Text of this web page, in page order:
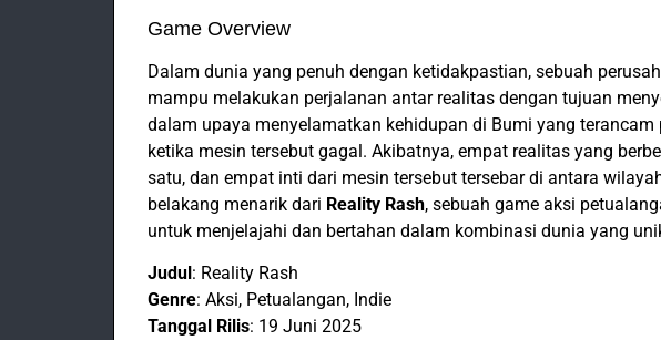
Game Overview
Dalam dunia yang penuh dengan ketidakpastian, sebuah
mampu melakukan perjalanan antar realitas dengan tujuan
dalam upaya menyelamatkan kehidupan di Bumi yang terancam
ketika mesin tersebut gagal. Akibatnya, empat realitas yang
satu, dan empat inti dari mesin tersebut tersebar di antara
belakang menarik dari Reality Rash, sebuah game aksi
untuk menjelajahi dan bertahan dalam kombinasi dunia yang
Judul : Reality Rash
Genre: Aksi, Petualangan, Indie
Tanggal Rilis: 19 Juni 2025